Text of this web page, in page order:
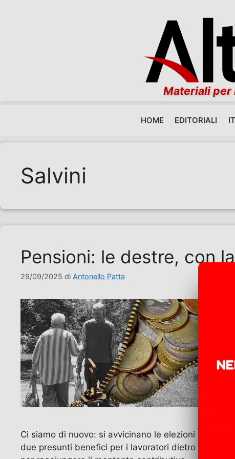
Materiali per
HOME EDITORIALI
Salvini
Pensioni: le destre, con
29/09/2025 di Antonello Patta
Ci siamo di nuovo: si avvicinano le elezioni e
due presunti benefici per i lavoratori dietro i quali